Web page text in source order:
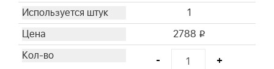
1
2788 i
- +